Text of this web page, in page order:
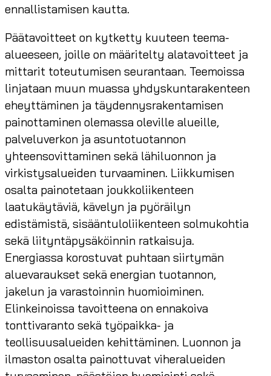
ennallistamisen kautta.
Päätavoitteet on kytketty kuuteen teema-
alueeseen, joille on määritelty alatavoitteet ja
mittarit toteutumisen seurantaan. Teemoissa
linjataan muun muassa yhdyskuntarakenteen
eheyttäminen ja täydennysrakentamisen
painottaminen olemassa oleville alueille,
palveluverkon ja asuntotuotannon
yhteensovittaminen sekä lähiluonnon ja
virkistysalueiden turvaaminen. Liikkumisen
osalta painotetaan joukkoliikenteen
laatukäytäviä, kävelyn ja pyöräilyn
edistämistä, sisääntuloliikenteen solmukohtia
sekä liityntäpysäköinnin ratkaisuja.
Energiassa korostuvat puhtaan siirtymän
aluevaraukset sekä energian tuotannon,
jakelun ja varastoinnin huomioiminen.
Elinkeinoissa tavoitteena on ennakoiva
tonttivaranto sekä työpaikka- ja
teollisuusalueiden kehittäminen. Luonnon ja
ilmaston osalta painottuvat viheralueiden